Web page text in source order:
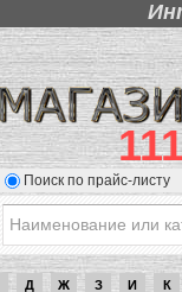
Поиск по прайс-листу
Д Ж З И К